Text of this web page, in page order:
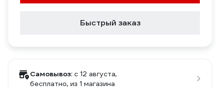
Быстрый заказ
Самовывоз: c 12 августа,
бесплатно, из 1 магазина